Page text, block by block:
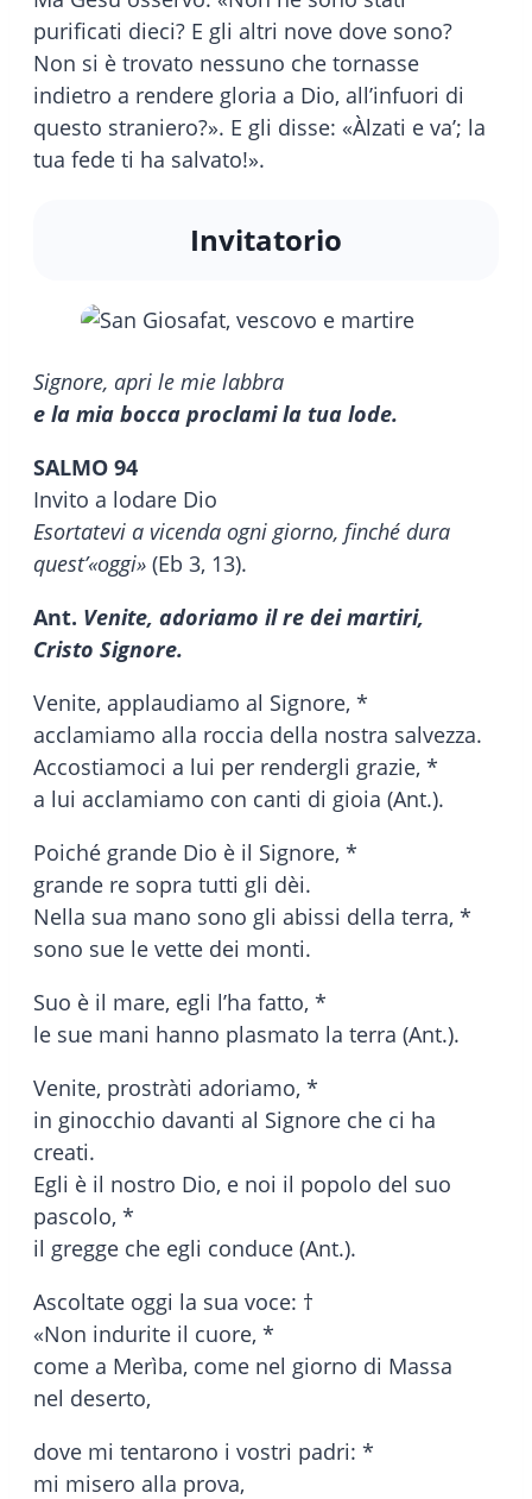
purificati dieci? E gli altri nove dove sono?
Non si è trovato nessuno che tornasse
indietro a rendere gloria a Dio, all’infuori di
questo straniero?». E gli disse: «Àlzati e va’; la
tua fede ti ha salvato!».
Invitatorio
Signore, apri le mie labbra
e la mia bocca proclami la tua lode.
SALMO 94
Invito a lodare Dio
Esortatevi a vicenda ogni giorno, finché dura
quest’«oggi» (Eb 3, 13).
Ant. Venite, adoriamo il re dei martiri,
Cristo Signore.
Venite, applaudiamo al Signore, *
acclamiamo alla roccia della nostra salvezza.
Accostiamoci a lui per rendergli grazie, *
a lui acclamiamo con canti di gioia (Ant.).
Poiché grande Dio è il Signore, *
grande re sopra tutti gli dèi.
Nella sua mano sono gli abissi della terra, *
sono sue le vette dei monti.
Suo è il mare, egli l’ha fatto, *
le sue mani hanno plasmato la terra (Ant.).
Venite, prostràti adoriamo, *
in ginocchio davanti al Signore che ci ha
creati.
Egli è il nostro Dio, e noi il popolo del suo
pascolo, *
il gregge che egli conduce (Ant.).
Ascoltate oggi la sua voce: †
«Non indurite il cuore, *
come a Merìba, come nel giorno di Massa
nel deserto,
dove mi tentarono i vostri padri: *
mi misero alla prova,